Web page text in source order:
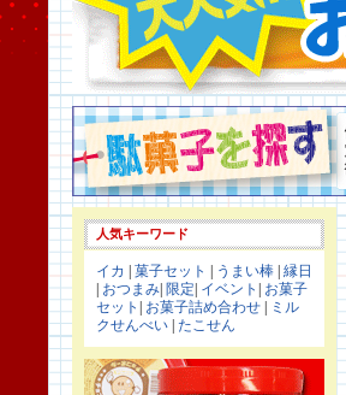
人気キーワード
イカ 菓子セット うまい棒 縁日
おつまみ 限定 イベント
お菓子
セット
お菓子詰め合わせ
ミル
クせんべい たこせん